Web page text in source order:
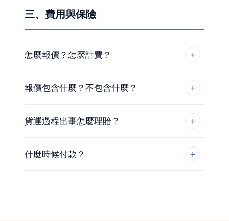
三、費用與保險
怎麼報價？怎麼計費？
報價包含什麼？不包含什麼？
貨運過程出事怎麼理賠？
什麼時候付款？